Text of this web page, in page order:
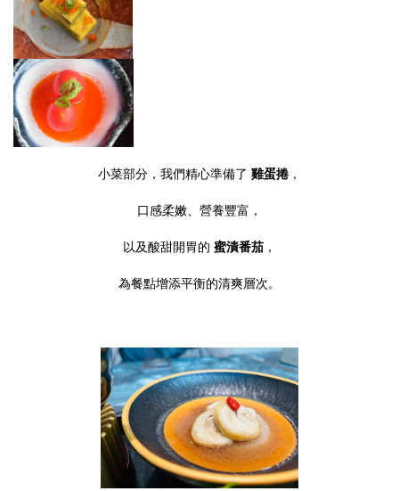
小菜部分，我們精心準備了 雞蛋捲 ，
口感柔嫩、營養豐富，
以及酸甜開胃的 蜜漬番茄 ，
為餐點增添平衡的清爽層次。